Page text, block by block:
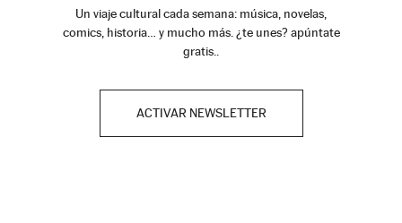
Un viaje cultural cada semana: música, novelas,
comics, historia… y mucho más. ¿te unes? apúntate
gratis..
ACTIVAR NEWSLETTER